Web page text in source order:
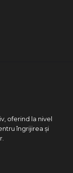
oferind la nivel
îngrijirea și